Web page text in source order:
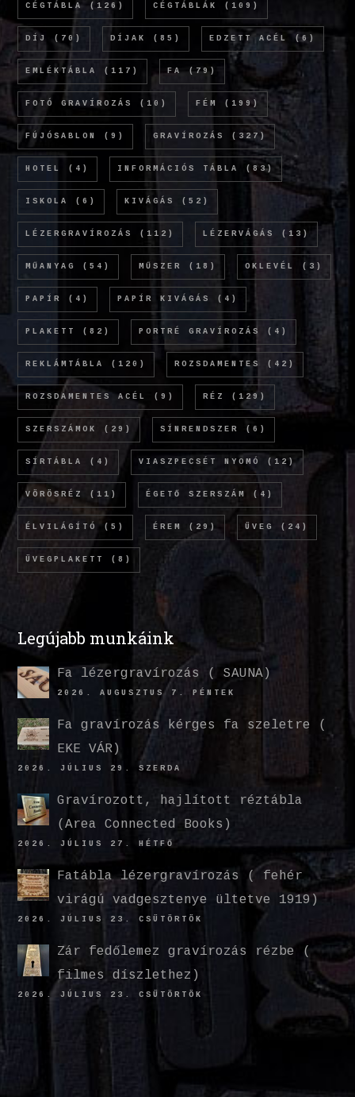
CÉGTÁBLA (126) CÉGTÁBLÁK (109)
DÍJ (70) DÍJAK (85) EDZETT ACÉL (6)
EMLÉKTÁBLA (117) FA (79)
FOTÓ GRAVÍROZÁS (10) FÉM (199)
FÚJÓSABLON (9) GRAVÍROZÁS (327)
HOTEL (4) INFORMÁCIÓS TÁBLA (83)
ISKOLA (6) KIVÁGÁS (52)
LÉZERGRAVÍROZÁS (112) LÉZERVÁGÁS (13)
MŰANYAG (54) MŰSZER (18) OKLEVÉL (3)
PAPÍR (4) PAPÍR KIVÁGÁS (4)
PLAKETT (82) PORTRÉ GRAVÍROZÁS (4)
REKLÁMTÁBLA (120) ROZSDAMENTES (42)
ROZSDAMENTES ACÉL (9) RÉZ (129)
SZERSZÁMOK (29) SÍNRENDSZER (6)
SÍRTÁBLA (4) VIASZPECSÉT NYOMÓ (12)
VÖRÖSRÉZ (11) ÉGETŐ SZERSZÁM (4)
ÉLVILÁGÍTÓ (5) ÉREM (29) ÜVEG (24)
ÜVEGPLAKETT (8)
Legújabb munkáink
Fa lézergravírozás ( SAUNA)
2026. AUGUSZTUS 7. PÉNTEK
Fa gravírozás kérges fa szeletre (
EKE VÁR)
2026. JÚLIUS 29. SZERDA
Gravírozott, hajlított réztábla
(Area Connected Books)
2026. JÚLIUS 27. HÉTFŐ
Fatábla lézergravírozás ( fehér
virágú vadgesztenye ültetve 1919)
2026. JÚLIUS 23. CSÜTÖRTÖK
Zár fedőlemez gravírozás rézbe (
filmes díszlethez)
2026. JÚLIUS 23. CSÜTÖRTÖK